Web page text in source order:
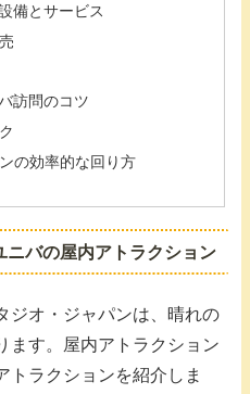
備とサービス
訪問のコツ
の効率的な回り方
ニバの屋内アトラクション
ジオ・ジャパンは、晴れの
ます。屋内アトラクション
トラクションを紹介しま